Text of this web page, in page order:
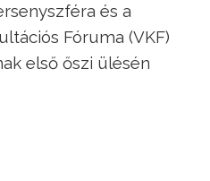
és a
Fóruma (VKF)
első őszi ülésén